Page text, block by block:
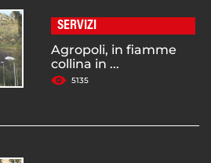
SERVIZI
Agropoli, in fiamme
collina in ...
5135